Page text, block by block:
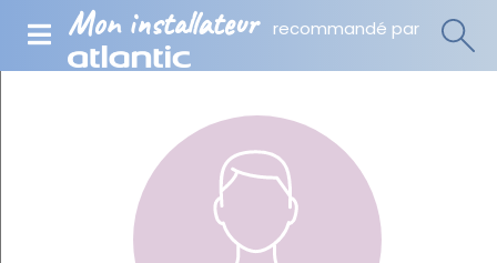
Mon installateur recommandé par